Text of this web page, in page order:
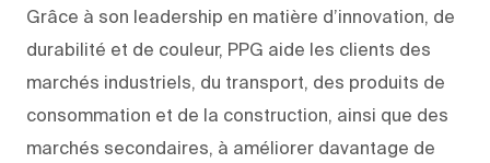
Grâce à son leadership en matière d’innovation, de
durabilité et de couleur, PPG aide les clients des
marchés industriels, du transport, des produits de
consommation et de la construction, ainsi que des
marchés secondaires, à améliorer davantage de